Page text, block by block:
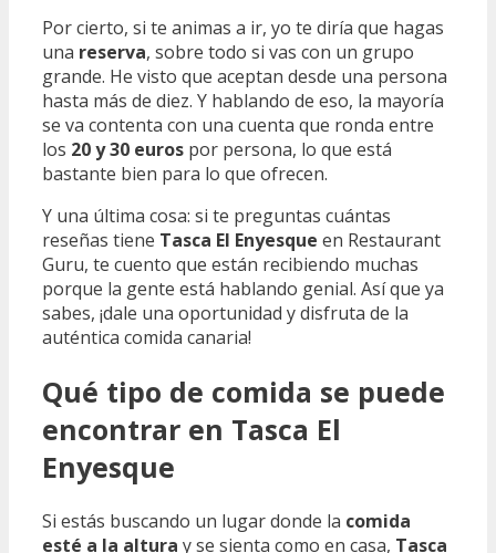
Por cierto, si te animas a ir, yo te diría que hagas
una reserva, sobre todo si vas con un grupo
grande. He visto que aceptan desde una persona
hasta más de diez. Y hablando de eso, la mayoría
se va contenta con una cuenta que ronda entre
los 20 y 30 euros por persona, lo que está
bastante bien para lo que ofrecen.
Y una última cosa: si te preguntas cuántas
reseñas tiene Tasca El Enyesque en Restaurant
Guru, te cuento que están recibiendo muchas
porque la gente está hablando genial. Así que ya
sabes, ¡dale una oportunidad y disfruta de la
auténtica comida canaria!
Qué tipo de comida se puede
encontrar en Tasca El
Enyesque
Si estás buscando un lugar donde la comida
esté a la altura y se sienta como en casa, Tasca